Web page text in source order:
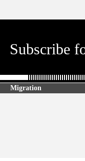
Subscribe
Migration